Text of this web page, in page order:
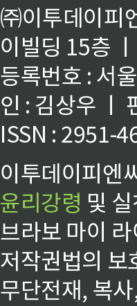
㈜이투데이피
이빌딩 15층
등록번호 : 서
인 : 김상우 ㅣ
ISSN : 2951-
이투데이피엔
윤리강령 및
브라보 마이
저작권법의 보
무단전재, 복